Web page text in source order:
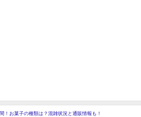
！お菓子の種類は？混雑状況と通販情報も！